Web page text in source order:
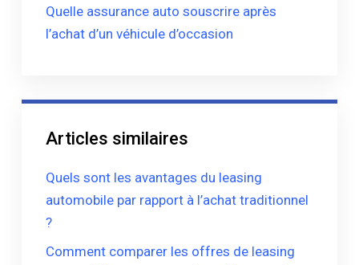
Quelle assurance auto souscrire après
l’achat d’un véhicule d’occasion
Articles similaires
Quels sont les avantages du leasing
automobile par rapport à l’achat traditionnel
?
Comment comparer les offres de leasing